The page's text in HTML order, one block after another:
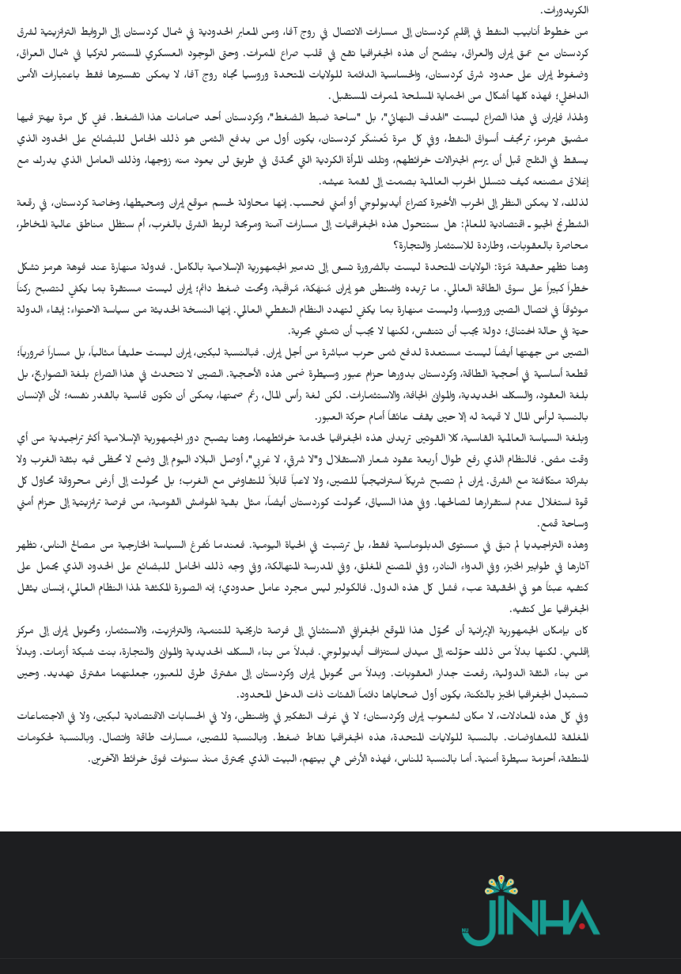
الكریدورات.
من خطوط أنابيب النفط في إقليم كردستان إلى مسارات الاتصال في روج آفا، ومن المعابر الحدودية في شمال كردستان إلى الروابط الترانزيتية لشرق
كردستان مع عمق إيران والعراق، يتضح أن هذه الجغرافيا تقع في قلب صراع الممرات. وحتى الوجود العسكري المستمر لتركيا في شمال العراق،
وضغوط إيران على حدود شرق كردستان، والحساسية الدائمة للولايات المتحدة وروسيا تجاه روج آفا، لا يمكن تفسيرها فقط باعتبارات الأمن
الداخلي؛ فهذه كلها أشكال من الحماية المسلحة لممرات المستقبل.
ولهذا، فإيران في هذا الصراع ليست "الهدف النهائي"، بل "ساحة ضبط الضغط"، وكردستان أحد صمامات هذا الضغط. ففي كل مرة يهتز فيها
مضيق هرمز، ترتجف أسواق النفط، وفي كل مرة تُعسْكَر كردستان، يكون أول من يدفع الثمن هو ذلك الحامل للبضائع على الحدود الذي
يسقط في الثلج قبل أن يرسم الجنرالات خرائطهم، وتلك المرأة الكردية التي تحدّق في طريق لن يعود منه زوجها، وذلك العامل الذي يدرك مع
إغلاق مصنعه كيف تتسلل الحرب العالمية بصمت إلى لقمة عيشه.
لذلك، لا يمكن النظر إلى الحرب الأخيرة كصراع أيديولوجي أو أمني فحسب. إنها محاولة لحسم موقع إيران ومحيطها، وخاصة كردستان، في رقعة
الشطرنج الجيو ـ اقتصادية للعالم: هل ستتحول هذه الجغرافيات إلى مسارات آمنة ومربحة لربط الشرق بالغرب، أم ستظل مناطق عالية المخاطر،
محاصرة بالعقوبات، وطاردة للاستثمار والتجارة؟
وهنا تظهر حقيقة مُرّة: الولايات المتحدة ليست بالضرورة تسعى إلى تدمير الجمهورية الإسلامية بالكامل. فدولة منهارة عند فوهة هرمز تشكل
خطراً كبيراً على سوق الطاقة العالمي. ما تريده واشنطن هو إيران مُنهَكة، مُراقَبة، وتحت ضغط دائم؛ إيران ليست مستقرة بما يكفي لتصبح ركناً
موثوقاً في اتصال الصين وروسيا، وليست منهارة بما يكفي لتهدد النظام النفطي العالمي. إنها النسخة الحديثة من سياسة الاحتواء: إبقاء الدولة
حيّة في حالة اختناق؛ دولة يجب أن تتنفس، لكنها لا يجب أن تمشي بحرية.
الصين من جهتها أيضاً ليست مستعدة لدفع ثمن حرب مباشرة من أجل إيران. فبالنسبة لبكين، إيران ليست حليفاً مثالياً، بل مساراً ضرورياً؛
قطعة أساسية في أحجية الطاقة، وكردستان بدورها حزام عبور وسيطرة ضمن هذه الأحجية. الصين لا تتحدث في هذا الصراع بلغة الصواريخ، بل
بلغة العقود، والسكك الحديدية، والموانئ الجافة، والاستثمارات. لكن لغة رأس المال، رغم صمتها، يمكن أن تكون قاسية بالقدر نفسه؛ لأن الإنسان
بالنسبة لرأس المال لا قيمة له إلا حين يقف عائقاً أمام حركة العبور.
وبلغة السياسة العالمية القاسية، كلا القوتين تريدان هذه الجغرافيا لخدمة خرائطهما، وهنا يصبح دور الجمهورية الإسلامية أكثر تراجيدية من أي
وقت مضى. فالنظام الذي رفع طوال أربعة عقود شعار الاستقلال و"لا شرقي، لا غربي"، أوصل البلاد اليوم إلى وضع لا تحظى فيه بثقة الغرب ولا
بشراكة متكافئة مع الشرق. إيران لم تصبح شريكاً استراتيجياً للصين، ولا لاعباً قابلاً للتفاوض مع الغرب؛ بل تحولت إلى أرض محروقة تحاول كل
قوة استغلال عدم استقرارها لصالحها. وفي هذا السياق، تحولت كوردستان أيضاً، مثل بقية الهوامش القومية، من فرصة ترانزيتية إلى حزام أمني
وساحة قمع.
وهذه التراجيديا لم تبقَ في مستوى الدبلوماسية فقط، بل ترسّبت في الحياة اليومية. فعندما تُفرغ السياسة الخارجية من مصالح الناس، تظهر
آثارها في طوابير الخبز، وفي الدواء النادر، وفي المصنع المغلق، وفي المدرسة المتهالكة، وفي وجه ذلك الحامل للبضائع على الحدود الذي يحمل على
كتفيه عبئاً هو في الحقيقة عبء فشل كل هذه الدول. فالكولبر ليس مجرد عامل حدودي؛ إنه الصورة المكثفة لهذا النظام العالمي، إنسان يثقل
الجغرافيا على كتفيه.
كان بإمكان الجمهورية الإيرانية أن تحوّل هذا الموقع الجغرافي الاستثنائي إلى فرصة تاريخية للتنمية، والترانزیت، والاستثمار، وتحويل إيران إلى مركز
إقليمي. لكنها بدلاً من ذلك حوّلته إلى میدان استنزاف أيديولوجي. فبدلاً من بناء السكك الحديدية والموانئ والتجارة، بنت شبكة أزمات. وبدلاً
من بناء الثقة الدولية، رفعت جدار العقوبات. وبدلاً من تحويل إيران وكردستان إلى مفترق طرق للعبور، جعلتهما مفترق تهديد. وحين
تستبدل الجغرافيا الخبز بالثكنة، يكون أول ضحاياها دائماً الفئات ذات الدخل المحدود.
وفي كل هذه المعادلات، لا مكان لشعوب إيران وكردستان؛ لا في غرف التفكير في واشنطن، ولا في الحسابات الاقتصادية لبكين، ولا في الاجتماعات
المغلقة للمفاوضات. بالنسبة للولايات المتحدة، هذه الجغرافيا نقاط ضغط. وبالنسبة للصين، مسارات طاقة واتصال. وبالنسبة لحكومات
المنطقة، أحزمة سيطرة أمنية. أما بالنسبة للناس، فهذه الأرض هي بيتهم، البيت الذي يحترق منذ سنوات فوق خرائط الآخرين.